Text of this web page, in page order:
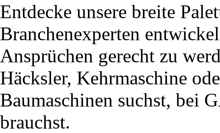
Entdecke unsere breite
Branchenexperten
Ansprüchen gerecht zu
Häcksler, Kehrmaschine
Baumaschinen suchst, bei
brauchst.